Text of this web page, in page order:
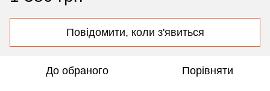
Повідомити, коли з'явиться
До обраного Порівняти